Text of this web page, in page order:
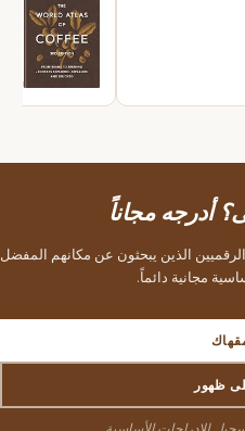
أدرجه مجاناً
الذين يبحثون عن مكانهم المفضل
مجانية دائماً.
ظهور